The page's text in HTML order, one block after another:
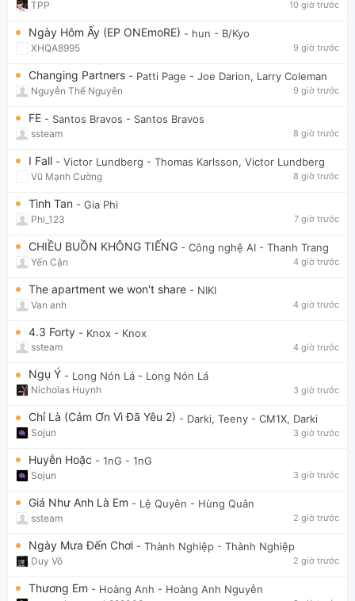
TPP 10 giờ trước
Ngày Hôm Ấy (EP ONEmoRE) - hun - B/Kyo
XHQA8995 9 giờ trước
Changing Partners - Patti Page - Joe Darion, Larry Coleman
Nguyễn Thế Nguyên 9 giờ trước
FE - Santos Bravos - Santos Bravos
ssteam 8 giờ trước
I Fall - Victor Lundberg - Thomas Karlsson, Victor Lundberg
Vũ Mạnh Cường 8 giờ trước
Tình Tan - Gia Phi
Phi_123 7 giờ trước
CHIỀU BUỒN KHÔNG TIẾNG - Công nghệ AI - Thanh Trang
Yến Cận 4 giờ trước
The apartment we won't share - NIKI
Van anh 4 giờ trước
4.3 Forty - Knox - Knox
ssteam 4 giờ trước
Ngụ Ý - Long Nón Lá - Long Nón Lá
Nicholas Huynh 3 giờ trước
Chỉ Là (Cảm Ơn Vì Đã Yêu 2) - Darki, Teeny - CM1X, Darki
Sojun 3 giờ trước
Huyễn Hoặc - 1nG - 1nG
Sojun 3 giờ trước
Giá Như Anh Là Em - Lệ Quyên - Hùng Quân
ssteam 2 giờ trước
Ngày Mưa Đến Chơi - Thành Nghiệp - Thành Nghiệp
Duy Võ 2 giờ trước
Thương Em - Hoàng Anh - Hoàng Anh Nguyễn